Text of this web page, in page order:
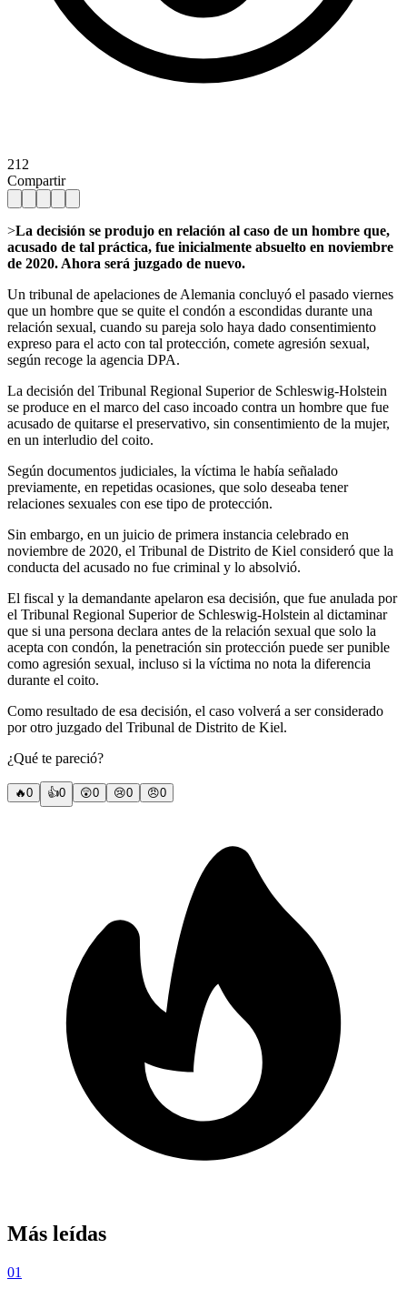
212
Compartir
>La decisión se produjo en relación al caso de un hombre que,
acusado de tal práctica, fue inicialmente absuelto en noviembre
de 2020. Ahora será juzgado de nuevo.
Un tribunal de apelaciones de Alemania concluyó el pasado viernes
que un hombre que se quite el condón a escondidas durante una
relación sexual, cuando su pareja solo haya dado consentimiento
expreso para el acto con tal protección, comete agresión sexual,
según recoge la agencia DPA.
La decisión del Tribunal Regional Superior de Schleswig-Holstein
se produce en el marco del caso incoado contra un hombre que fue
acusado de quitarse el preservativo, sin consentimiento de la mujer,
en un interludio del coito.
Según documentos judiciales, la víctima le había señalado
previamente, en repetidas ocasiones, que solo deseaba tener
relaciones sexuales con ese tipo de protección.
Sin embargo, en un juicio de primera instancia celebrado en
noviembre de 2020, el Tribunal de Distrito de Kiel consideró que la
conducta del acusado no fue criminal y lo absolvió.
El fiscal y la demandante apelaron esa decisión, que fue anulada por
el Tribunal Regional Superior de Schleswig-Holstein al dictaminar
que si una persona declara antes de la relación sexual que solo la
acepta con condón, la penetración sin protección puede ser punible
como agresión sexual, incluso si la víctima no nota la diferencia
durante el coito.
Como resultado de esa decisión, el caso volverá a ser considerado
por otro juzgado del Tribunal de Distrito de Kiel.
¿Qué te pareció?
🔥0 👍0 😲0 😢0 😠0
Más leídas
01